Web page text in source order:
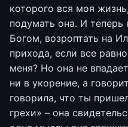
которого вся моя
подумать она. И теперь
Богом, возроптать на
прихода, если все
меня? Но она не
ни в укорение, а
говорила, что ты
грехи» – она